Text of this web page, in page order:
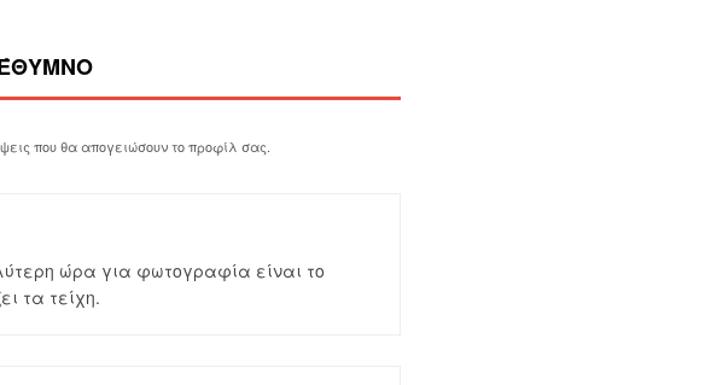
που θα απογειώσουν το προφίλ σας.
ώρα για φωτογραφία είναι το
τα τείχη.